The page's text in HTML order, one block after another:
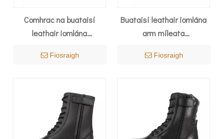
Comhrac na buataisí
leathair iomlána
durable 6234
Fiosraigh
Buataisí leathair iomlána
arm míleata
6214
Fiosraigh